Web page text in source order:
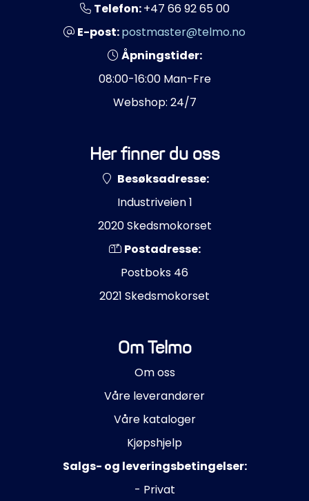
Telefon:+47 66 92 65 00
E-post:postmaster@telmo.no
Åpningstider:
08:00-16:00 Man-Fre
Webshop: 24/7
Her finner du oss
Besøksadresse:
Industriveien 1
2020 Skedsmokorset
Postadresse:
Postboks 46
2021 Skedsmokorset
Om Telmo
Om oss
Våre leverandører
Våre kataloger
Kjøpshjelp
Salgs- og leveringsbetingelser:
- Privat